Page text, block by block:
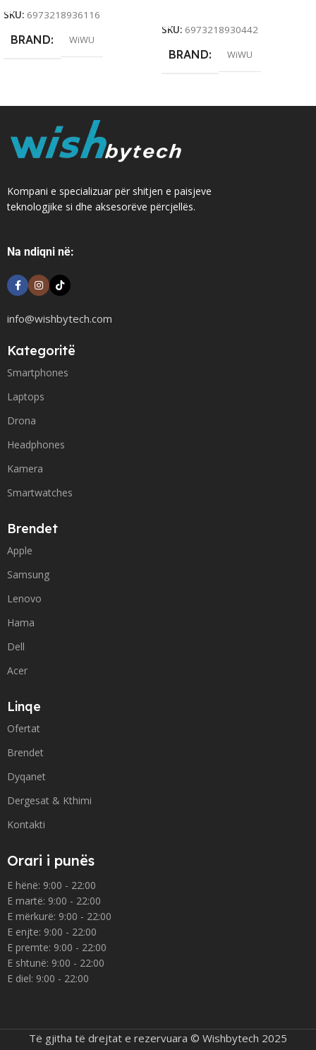
SKU: 6973218936116
BRAND WiWU
SKU: 6973218930442
BRAND WiWU
Kompani e specializuar për shitjen e paisjeve
teknologjike si dhe aksesorëve përcjellës.
Na ndiqni në:
info@wishbytech.com
Kategoritë
Smartphones
Laptops
Drona
Headphones
Kamera
Smartwatches
Brendet
Apple
Samsung
Lenovo
Hama
Dell
Acer
Linqe
Ofertat
Brendet
Dyqanet
Dergesat & Kthimi
Kontakti
Orari i punës
E hënë: 9:00 - 22:00
E martë: 9:00 - 22:00
E mërkurë: 9:00 - 22:00
E enjte: 9:00 - 22:00
E premte: 9:00 - 22:00
E shtunë: 9:00 - 22:00
E diel: 9:00 - 22:00
Të gjitha të drejtat e rezervuara © Wishbytech 2025